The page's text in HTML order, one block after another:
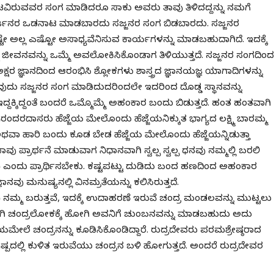
ಸಂಗ ಮಾಡಿದರೂ ಸಾಕು ಅವರು ತಾವು ತಿಳಿದದ್ದನ್ನು ನಮಗೆ
ಒಡನಾಟ ಮಾಡಬಾರದು ಸಜ್ಜನರ ಸಂಗ ಬಿಡಬಾರದು. ಸಜ್ಜನರ
ಅಲ್ಲ ಎಷ್ಟೋ ಅಸಾಧ್ಯವೆನಿಸುವ ಕಾರ್ಯಗಳನ್ನು ಮಾಡಬಹುದಾಗಿದೆ. ಇದಕ್ಕೆ
ಒಮ್ಮೆ ಅವಲೋಕಿಸಿಕೊಂಡಾಗ ತಿಳಿಯುತ್ತದೆ. ಸಜ್ಜನರ ಸಂಗದಿಂದ
ಆರಂಭಿಸಿ ಶ್ಲೋಕಗಳು ಶಾಸ್ತ್ರದ ಜ್ಞಾನಯಜ್ಞ ಯಾಗಾದಿಗಳನ್ನು
ಸಜ್ಜನರ ಸಂಗ ಮಾಡಿದುದರಿಂದಲೇ ಇದರಿಂದ ದೊಡ್ಡ ಸ್ಥಾನವನ್ನು
ಬಂದರೆ ಒಮ್ಮೊಮ್ಮೆ ಅಹಂಕಾರ ಬಂದು ಬಿಡುತ್ತದೆ. ಹಂತ ಹಂತವಾಗಿ
ಹೆಜ್ಜೆಯ ಮೇಲೊಂದು ಹೆಜ್ಜೆಯನಿಕ್ಕುತ ಭಾಗ್ಯದ ಲಕ್ಷ್ಮಿ ಬಾರಮ್ಮ
ಹಾರಿ ಬಂದು ಕೂಡ ಬೇಡ ಹೆಜ್ಜೆಯ ಮೇಲೊಂದು ಹೆಜ್ಜೆಯನ್ನಿಡುತ್ತಾ
ಪ್ರಾರ್ಥನೆ ಮಾಡುವಾಗ ನಿಧಾನವಾಗಿ ಸ್ವಲ್ಪ ಸ್ವಲ್ಪ ಧನವು ನಮ್ಮಲ್ಲಿ ಬರಲಿ
ಪ್ರಾರ್ಥಿಸಬೇಕು. ಕಷ್ಟಪಟ್ಟು ದುಡಿದು ಬಂದ ಹಣದಿಂದ ಅಹಂಕಾರ
ಮನುಷ್ಯನಲ್ಲಿ ವಿನಮ್ರತೆಯನ್ನು ಕಲಿಸಿರುತ್ತದೆ.
ಬರುತ್ತವೆ, ಇದಕ್ಕೆ ಉದಾಹರಣೆ ಇರುವೆ ಚಂದ್ರ ಮಂಡಲವನ್ನು ಮುಟ್ಟಲು
ಚಂದ್ರಲೋಕಕ್ಕೆ ಹೋಗಿ ಅವನಿಗೆ ಚುಂಬನವನ್ನು ಮಾಡಬಹುದು ಅದು
ಚಂದ್ರನನ್ನು ಕೂಡಿಸಿಕೊಂಡಿದ್ದಾರೆ. ರುದ್ರದೇವರು ಪರಮಶ್ರೇಷ್ಠರಾದ
ಕುಳಿತ ಇರುವೆಯು ಚಂದ್ರನ ಬಳಿ ಹೋಗುತ್ತದೆ. ಅಂದರೆ ರುದ್ರದೇವರ